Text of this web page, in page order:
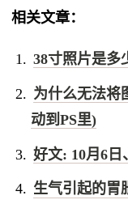
相关文章：
38寸照片是多
为什么无法将
动到PS里)
好文: 10月6日
生气引起的胃